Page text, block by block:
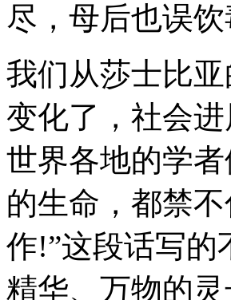
尽，母后也误
我们从莎士比
变化了，社会
世界各地的学
的生命，都禁
作!”这段话写的
精华、万物的灵